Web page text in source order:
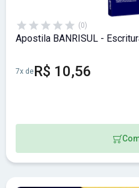
(0)
Apostila BANRISUL -
7x deR$ 10,56